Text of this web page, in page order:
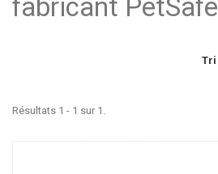
fabricant PetSafe
Tri
Résultats 1 - 1 sur 1.